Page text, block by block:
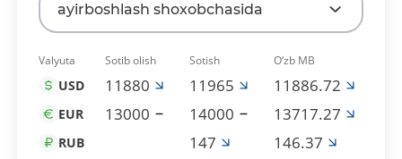
ayirboshlash shoxobchasida
Valyuta Sotib olish Sotish O‘zb MB
USD 11880 11965 11886.72
EUR 13000 14000 13717.27
RUB 147 146.37